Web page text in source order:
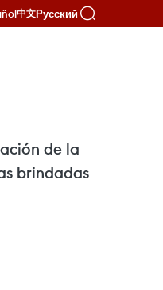
中文Русский
de la
brindadas